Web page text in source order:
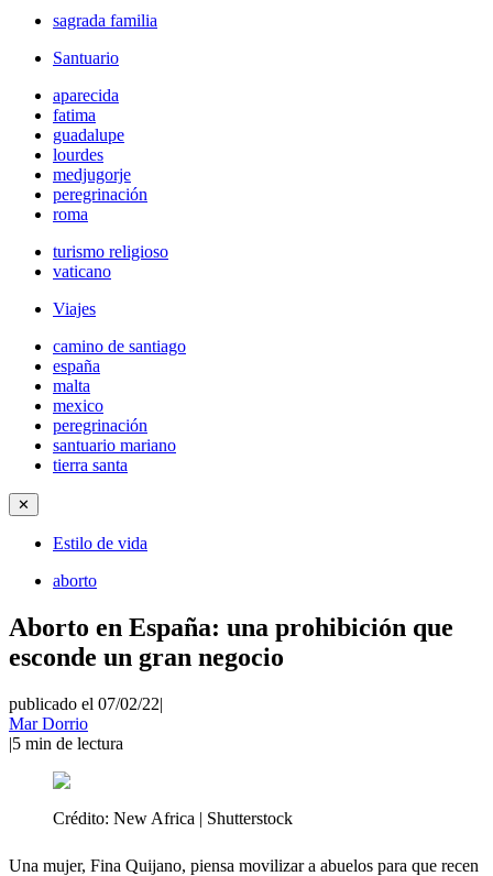
sagrada familia
Santuario
aparecida
fatima
guadalupe
lourdes
medjugorje
peregrinación
roma
turismo religioso
vaticano
Viajes
camino de santiago
españa
malta
mexico
peregrinación
santuario mariano
tierra santa
✕
Estilo de vida
aborto
Aborto en España: una prohibición que
esconde un gran negocio
publicado el 07/02/22|
Mar Dorrio
|5 min de lectura
Crédito: New Africa | Shutterstock
Una mujer, Fina Quijano, piensa movilizar a abuelos para que recen